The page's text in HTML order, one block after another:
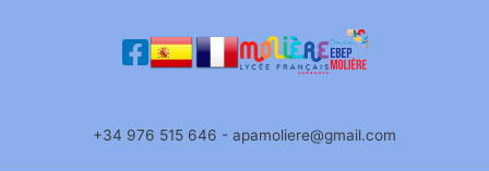
+34 976 515 646 - apamoliere@gmail.com